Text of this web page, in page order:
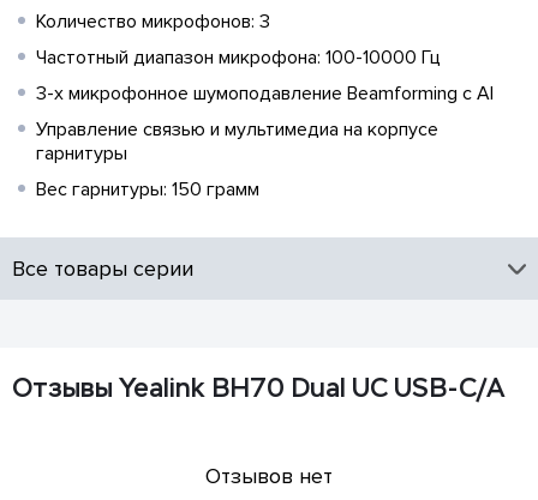
Количество микрофонов: 3
Частотный диапазон микрофона: 100-10000 Гц
3-х микрофонное шумоподавление Beamforming с AI
Управление связью и мультимедиа на корпусе
гарнитуры
Вес гарнитуры: 150 грамм
Все товары серии
Отзывы Yealink BH70 Dual UC USB-C/A
Отзывов нет